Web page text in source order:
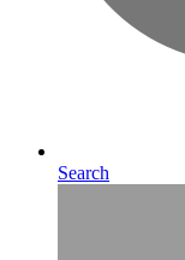
Search